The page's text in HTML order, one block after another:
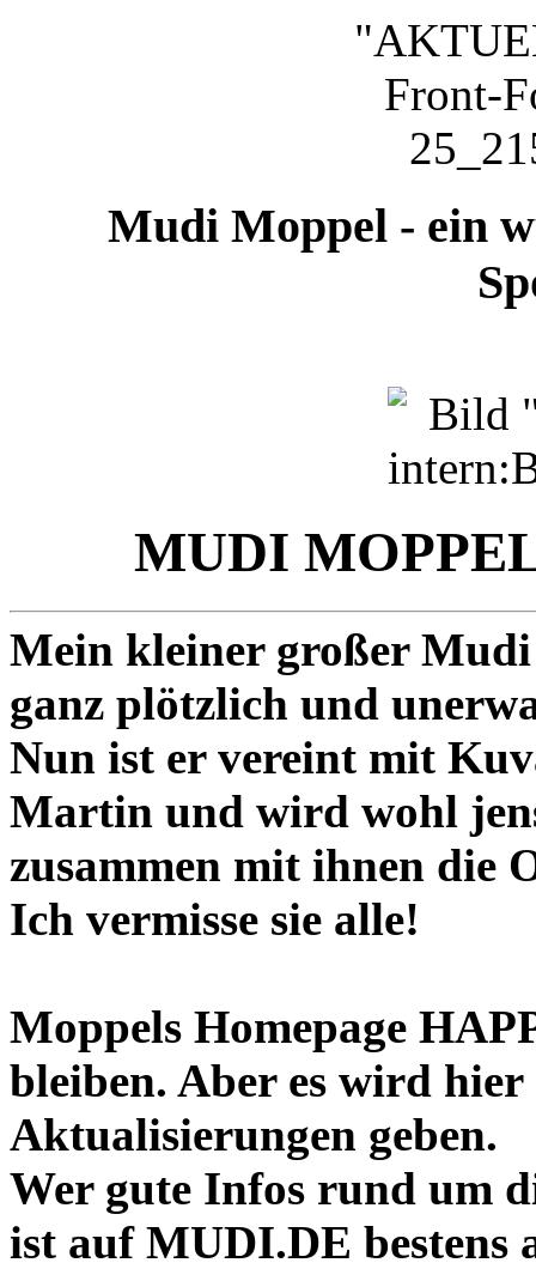
Mudi Moppel - ein
MUDI
Mein kleiner großer
ganz plötzlich und
Nun ist er vereint mit
Martin und wird wohl
zusammen mit ihnen die
Ich vermisse sie alle!
Moppels Homepage
bleiben. Aber es wird
Aktualisierungen geben.
Wer gute Infos rund um
ist auf MUDI.DE bestens